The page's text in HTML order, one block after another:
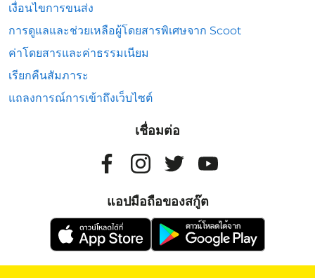
เงื่อนไขการขนส่ง
การดูแลและช่วยเหลือผู้โดยสารพิเศษจาก Scoot
ค่าโดยสารและค่าธรรมเนียม
เรียกคืนสัมภาระ
แถลงการณ์การเข้าถึงเว็บไซต์
เชื่อมต่อ
แอปมือถือของสกู๊ต